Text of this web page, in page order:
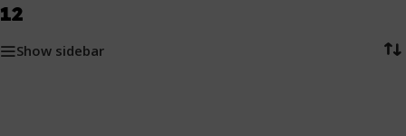
12
Show sidebar